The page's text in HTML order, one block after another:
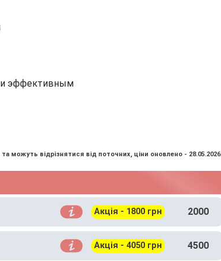
и эффективным
та можуть відрізнятися від поточних, ціни оновлено - 28.05.2026
Акція - 1800 грн 2000
Акція - 4050 грн 4500